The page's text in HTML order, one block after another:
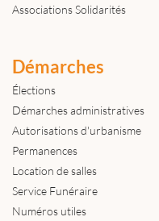
Associations Solidarités
Démarches
Élections
Démarches administratives
Autorisations d'urbanisme
Permanences
Location de salles
Service Funéraire
Numéros utiles